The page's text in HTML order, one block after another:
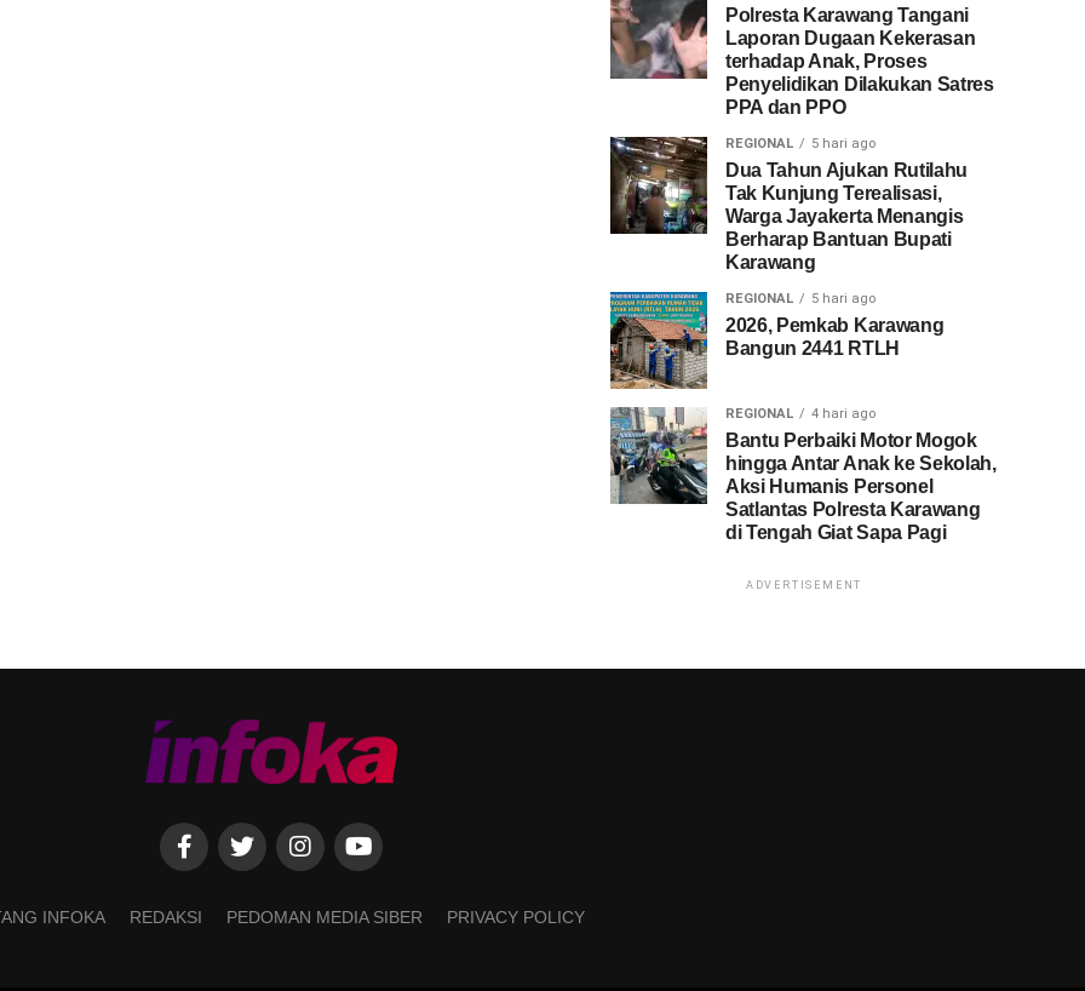
Polresta Karawang Tangani
Laporan Dugaan Kekerasan
terhadap Anak, Proses
Penyelidikan Dilakukan Satres
PPA dan PPO
REGIONAL 5 hari ago
Dua Tahun Ajukan Rutilahu
Tak Kunjung Terealisasi,
Warga Jayakerta Menangis
Berharap Bantuan Bupati
Karawang
REGIONAL 5 hari ago
2026, Pemkab Karawang
Bangun 2441 RTLH
REGIONAL 4 hari ago
Bantu Perbaiki Motor Mogok
hingga Antar Anak ke Sekolah,
Aksi Humanis Personel
Satlantas Polresta Karawang
di Tengah Giat Sapa Pagi
ADVERTISEMENT
INFOKA REDAKSI PEDOMAN MEDIA SIBER PRIVACY POLICY